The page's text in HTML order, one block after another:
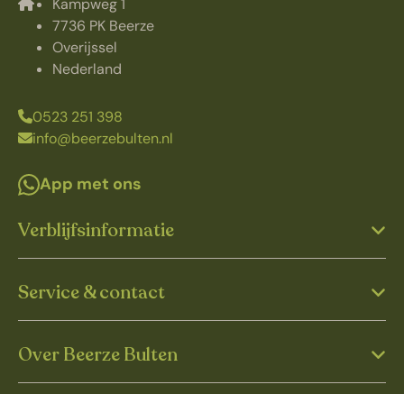
Kampweg 1
7736 PK Beerze
Overijssel
Nederland
0523 251 398
info@beerzebulten.nl
App met ons
Verblijfsinformatie
Service & contact
Over Beerze Bulten